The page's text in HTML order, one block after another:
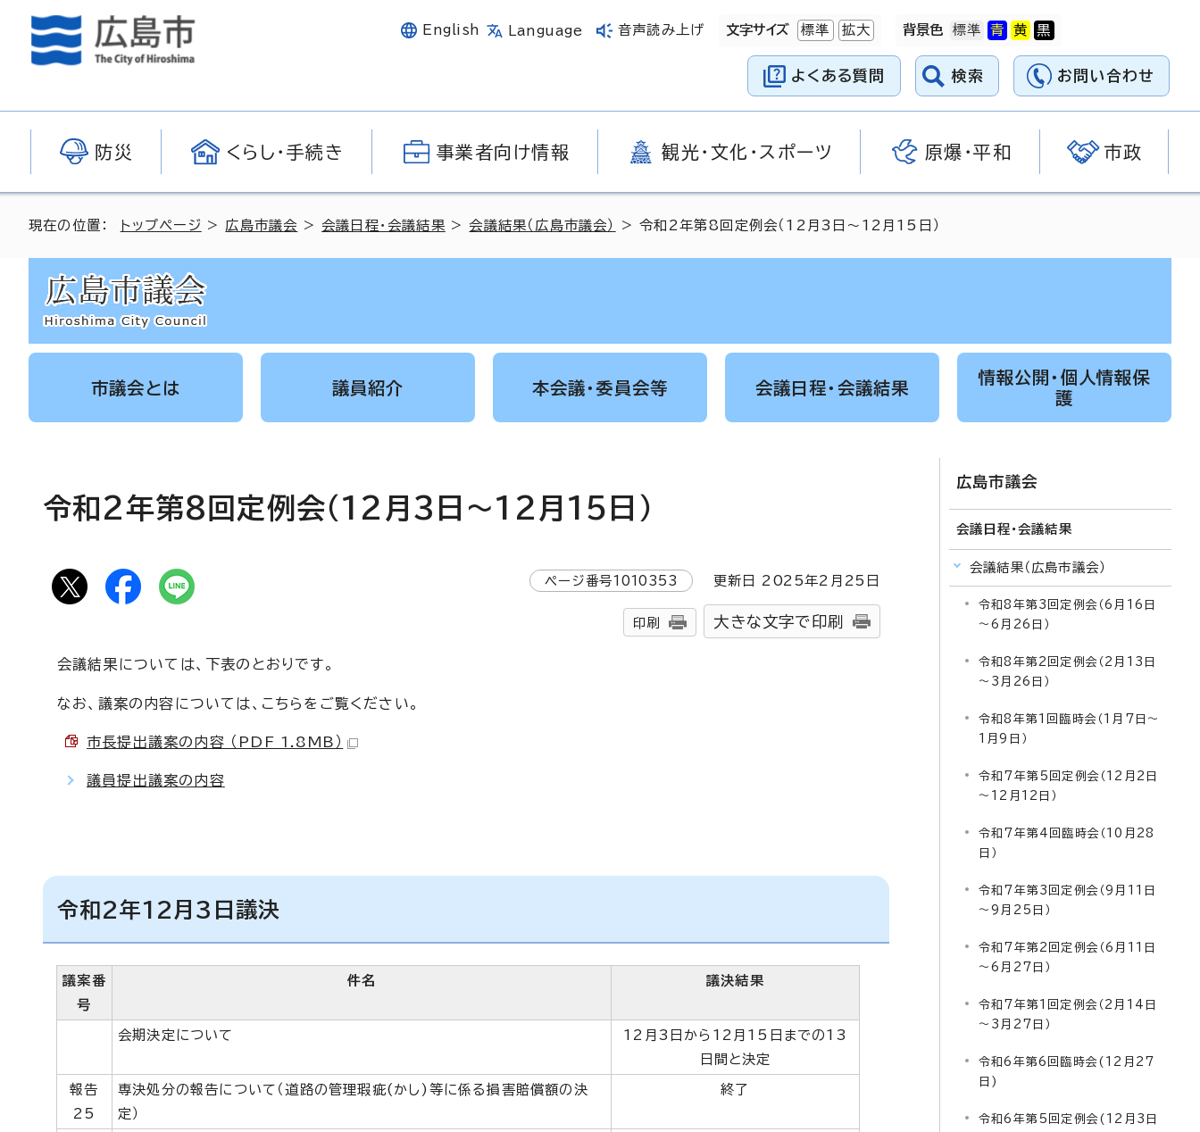
English Language 音声読み上げ 文字サイズ 標準 拡大 背景色
よくある質問 検索 お問い合わせ
防災 くらし・手続き 事業者向け情報 観光・文化・スポーツ 原爆・平和 市政
現在の位置： トップページ > 広島市議会 > 会議日程・会議結果 > 会議結果（広島市議会） > 令和2年第8回定例会（12月3日～12月15日）
市議会とは 議員紹介 本会議・委員会等 会議日程・会議結果
情報公開・個人情報保
護
令和2年第8回定例会（12月3日～12月15日）
ページ番号1010353 更新日 2025年2月 25 日
印刷 大きな文字で印刷
会議結果については、下表のとおりです。
なお、議案の内容については、こちらをご覧ください。
市長提出議案の内容 （PDF 1.8MB）
議員提出議案の内容
令和2年12月3日議決
議案番
号
件名 議決結果
会期決定について
12月3日から12月15日までの13
日間と決定
報告
25
専決処分の報告について（道路の管理瑕疵(かし)等に係る損害賠償額の決
定）
終了
広島市議会
会議日程・会議結果
会議結果（広島市議会）
令和8年第3回定例会（6月16日
～6月26日）
令和8年第2回定例会（2月13日
～3月26日）
令和8年第1回臨時会（1月7日～
1月9日）
令和7年第5回定例会（12月2日
～12月12日）
令和7年第4回臨時会（10月28
日）
令和7年第3回定例会（9月11日
～9月25日）
令和7年第2回定例会（6月11日
～6月27日）
令和7年第1回定例会（2月14日
～3月27日）
令和6年第6回臨時会(12月27
日)
令和6年第5回定例会(12月3日